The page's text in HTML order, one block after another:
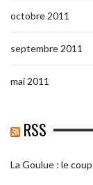
octobre 2011
septembre 2011
mai 2011
RSS
La Goulue : le